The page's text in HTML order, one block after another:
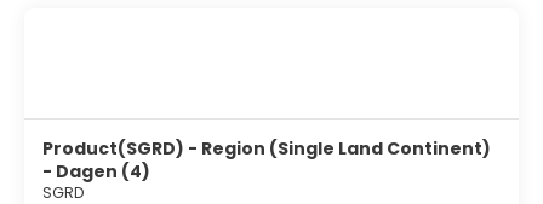
Product(SGRD) - Region (Single Land Continent)
- Dagen (4)
SGRD